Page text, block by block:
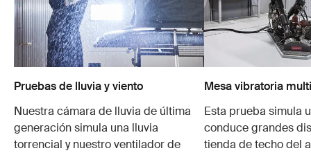
Pruebas de lluvia y viento
Nuestra cámara de lluvia de última
generación simula una lluvia
torrencial y nuestro ventilador de
Mesa vibratoria
Esta prueba simula
conduce grandes
tienda de techo del